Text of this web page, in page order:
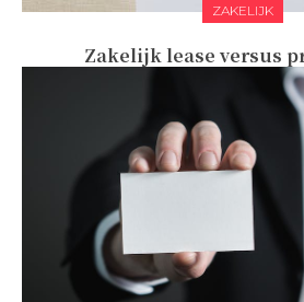
ZAKELIJK
Zakelijk lease versus